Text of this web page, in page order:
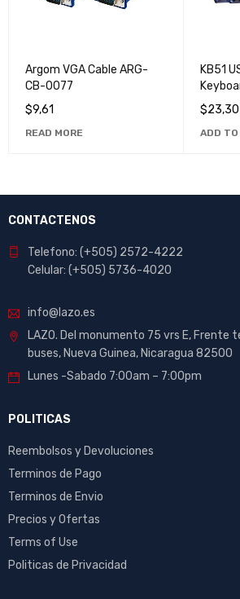
Argom VGA Cable ARG-
CB-0077
$9,61
READ MORE
KB51
Speed
$23,30
ADD TO
CONTACTENOS
Telefono: (+505) 2572-4222
Celular: (+505) 5736-4020
info@lazo.es
LAZO. Del monumento 75 vrs E, Frente
buses, Nueva Guinea, Nicaragua 82500
Lunes -Sabado 7:00am – 7:00pm
POLITICAS
Reembolsos y Devoluciones
Terminos de Pago
Terminos de Envio
Precios y Ofertas
Terms of Use
Politicas de Privacidad